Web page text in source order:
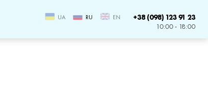
UA RU EN
+38 (098) 123 91 23
10:00 - 18:00